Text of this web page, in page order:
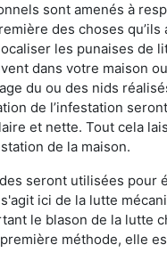
sont amenés à
des choses
les punaises de
dans votre maison
du ou des nids
de l’infestation
et nette. Tout cela
de la maison.
seront utilisées pour
ici de la lutte
le blason de la lutte
méthode, elle